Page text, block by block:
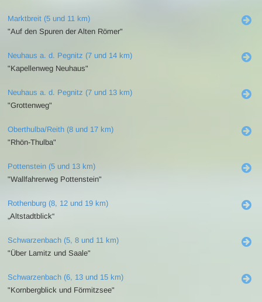
Marktbreit (5 und 11 km)
"Auf den Spuren der Alten Römer"
Neuhaus a. d. Pegnitz (7 und 14 km)
"Kapellenweg Neuhaus"
Neuhaus a. d. Pegnitz (7 und 13 km)
"Grottenweg"
Oberthulba/Reith (8 und 17 km)
"Rhön-Thulba"
Pottenstein (5 und 13 km)
"Wallfahrerweg Pottenstein"
Rothenburg (8, 12 und 19 km)
„Altstadtblick“
Schwarzenbach (5, 8 und 11 km)
"Über Lamitz und Saale"
Schwarzenbach (6, 13 und 15 km)
"Kornbergblick und Förmitzsee"